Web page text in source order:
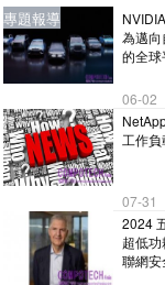
星通訊的下一代
新聞
為邁
的全球
06-02
新聞
工作
07-31
專題報導
2024
超低
聯網
新聞
專題報導